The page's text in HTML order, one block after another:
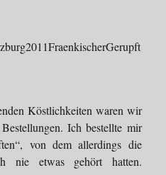
Köstlichkeiten waren wir
Ich bestellte mir
von dem allerdings die
nie etwas gehört hatten.